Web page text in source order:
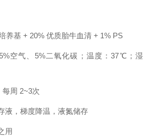
养基 + 20% 优质胎牛血清 + 1% PS
空气、5%二氧化碳；温度：37℃；湿
每周 2~3次
液，梯度降温，液氮储存
用